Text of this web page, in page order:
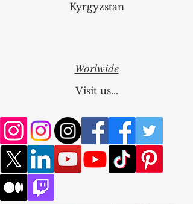
Kyrgyzstan
Worlwide
Visit us...